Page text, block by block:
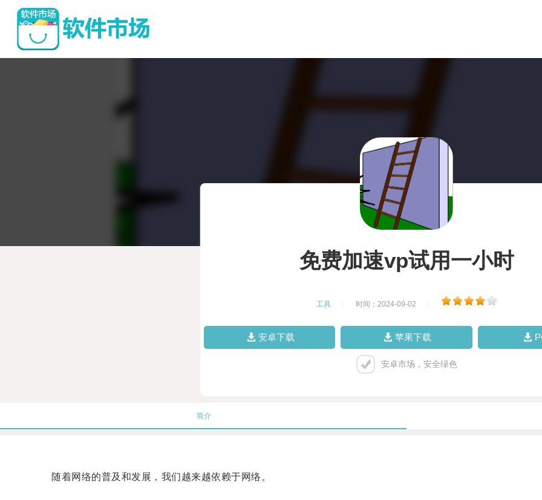
免费加速vp试用一小时
工具 时间：2024-09-02
安卓下载 苹果下载
安卓市场，安全绿色
简介
随着网络的普及和发展，我们越来越依赖于网络。